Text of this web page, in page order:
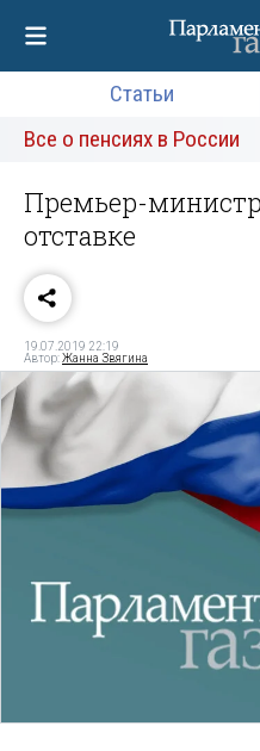
Статьи
Все о пенсиях в России
Премьер-
отставке
19.07.2019 22:19
Автор:Жанна Звягина